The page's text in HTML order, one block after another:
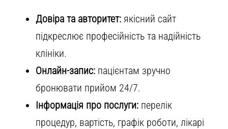
Довіра та авторитет: якісний сайт
підкреслює професійність та надійність
клініки.
Онлайн-запис: пацієнтам зручно
бронювати прийом 24/7.
Інформація про послуги: перелік
процедур, вартість, графік роботи, лікарі